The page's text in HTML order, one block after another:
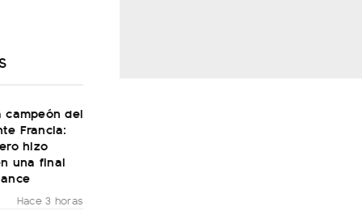
campeón del
Francia:
hizo
una final
Hace 3 horas